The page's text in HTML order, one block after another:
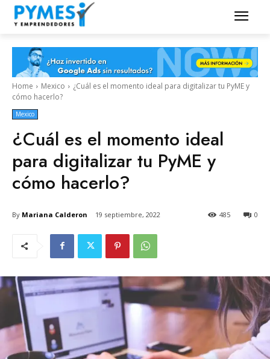
Home Mexico
¿Cuál es el momento ideal para digitalizar tu PyME y
cómo hacerlo?
Mexico
¿Cuál es el momento ideal
para digitalizar tu PyME y
cómo hacerlo?
By Mariana Calderon 19 septiembre, 2022 0
485